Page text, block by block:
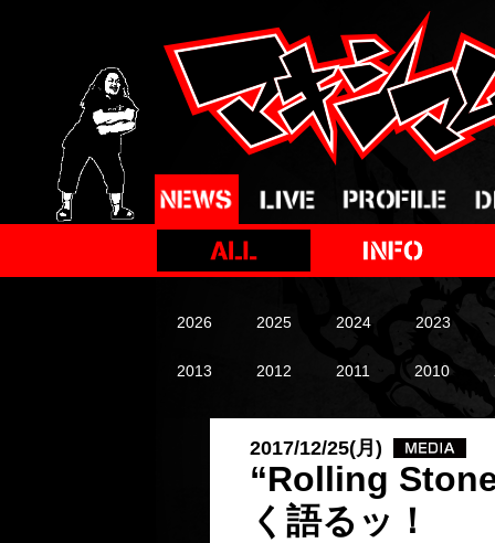
2026 2025 2024 2023
2013 2012 2011 2010
2017/12/25(月)
“Rolling
く語るッ！